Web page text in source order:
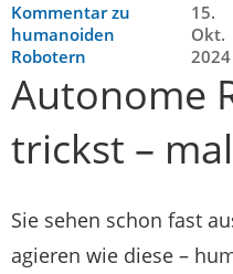
Kommentar zu
humanoiden
Robotern
15.
Okt.
2024
Autonome
trickst –
Sie sehen schon fast
agieren wie diese –